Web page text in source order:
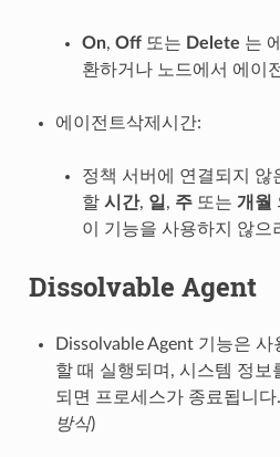
On, Off또는 Delete 는
환하거나 노드에서 에이
에이전트삭제시간:
정책 서버에 연결되지 않
할 시간, 일 , 주또는 개월
이 기능을 사용하지 않으
Dissolvable Agent
Dissolvable Agent 기능은
할 때 실행되며, 시스템 정보
되면 프로세스가 종료됩니다
방식)